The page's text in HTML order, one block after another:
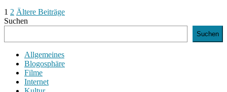
Beitragsnavigation
1 2 Ältere Beiträge
Suchen
Suchen
Allgemeines
Blogosphäre
Filme
Internet